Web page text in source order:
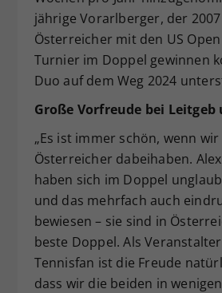
jährige Vorarlberger, der
Österreicher mit den US
Turnier im Doppel gewinnen
Duo auf dem Weg 2024
Große Vorfreude bei
„Es ist immer schön, wenn
Österreicher dabeihaben.
haben sich im Doppel
und das mehrfach auch
bewiesen – sie sind in
beste Doppel. Als
Tennisfan ist die Freude
dass wir die beiden in